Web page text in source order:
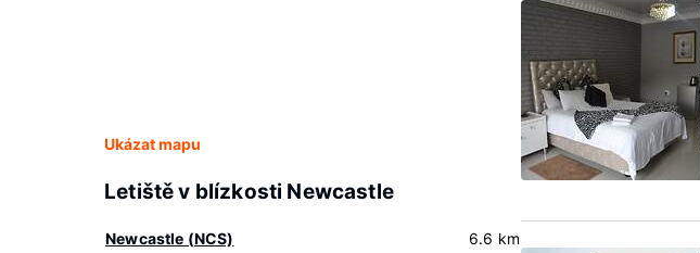
Ukázat mapu
Letiště v blízkosti Newcastle
Newcastle (NCS) 6.6 km